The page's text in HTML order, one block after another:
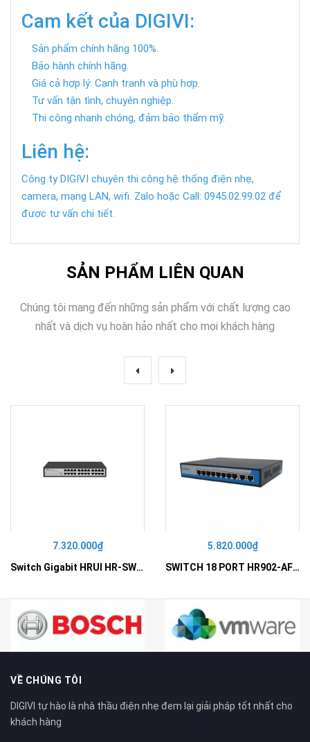
Cam kết của DIGIVI:
Sản phẩm chính hãng 100%.
Bảo hành chính hãng.
Giá cả hợp lý: Cạnh tranh và phù hợp.
Tư vấn tận tình, chuyên nghiệp.
Thi công nhanh chóng, đảm bảo thẩm mỹ.
Liên hệ:
Công ty DIGIVI chuyên thi công hệ thống điện nhẹ,
camera, mạng LAN, wifi. Zalo hoặc Call: 0945.02.99.02 để
được tư vấn chi tiết.
SẢN PHẨM LIÊN QUAN
Chúng tôi mang đến những sản phẩm với chất lượng cao
nhất và dịch vụ hoàn hảo nhất cho mọi khách hàng
7.320.000₫
Switch Gigabit HRUI HR-SWG10240D
5.820.000₫
SWITCH 18 PORT HR902-AF162G-300 – Switch PoE 16 Cổng
VỀ CHÚNG TÔI
DIGIVI tự hào là nhà thầu điện nhẹ đem lại giải pháp tốt nhất cho
khách hàng